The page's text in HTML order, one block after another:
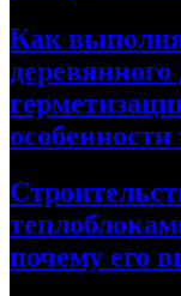
Как
почему его